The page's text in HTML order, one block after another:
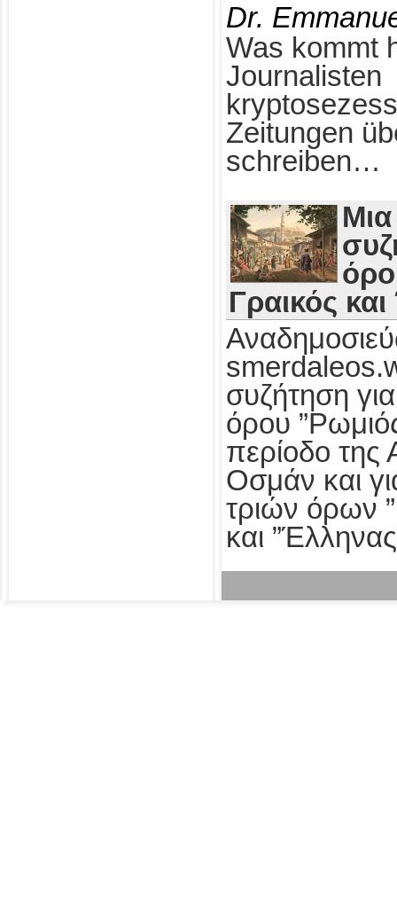
Dr.
Was kommt
Journalisten
Zeitungen
schreiben…
Μια
Γραικός
συζήτηση
όρου
περίοδο της
Οσμάν και
τριών όρων
και